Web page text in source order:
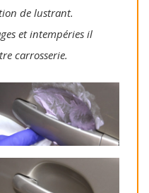
de lustrant.
et intempéries il
carrosserie.